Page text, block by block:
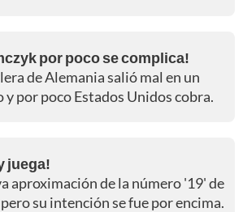
por poco se complica!
de Alemania salió mal en un
y por poco Estados Unidos cobra.
juega!
aproximación de la número '19' de
su intención se fue por encima.